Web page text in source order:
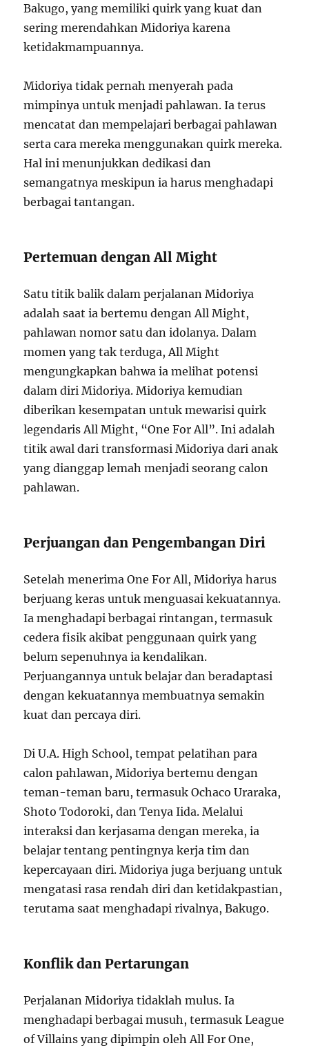
Bakugo, yang memiliki quirk yang kuat dan
sering merendahkan Midoriya karena
ketidakmampuannya.
Midoriya tidak pernah menyerah pada
mimpinya untuk menjadi pahlawan. Ia terus
mencatat dan mempelajari berbagai pahlawan
serta cara mereka menggunakan quirk mereka.
Hal ini menunjukkan dedikasi dan
semangatnya meskipun ia harus menghadapi
berbagai tantangan.
Pertemuan dengan All Might
Satu titik balik dalam perjalanan Midoriya
adalah saat ia bertemu dengan All Might,
pahlawan nomor satu dan idolanya. Dalam
momen yang tak terduga, All Might
mengungkapkan bahwa ia melihat potensi
dalam diri Midoriya. Midoriya kemudian
diberikan kesempatan untuk mewarisi quirk
legendaris All Might, “One For All”. Ini adalah
titik awal dari transformasi Midoriya dari anak
yang dianggap lemah menjadi seorang calon
pahlawan.
Perjuangan dan Pengembangan Diri
Setelah menerima One For All, Midoriya harus
berjuang keras untuk menguasai kekuatannya.
Ia menghadapi berbagai rintangan, termasuk
cedera fisik akibat penggunaan quirk yang
belum sepenuhnya ia kendalikan.
Perjuangannya untuk belajar dan beradaptasi
dengan kekuatannya membuatnya semakin
kuat dan percaya diri.
Di U.A. High School, tempat pelatihan para
calon pahlawan, Midoriya bertemu dengan
teman-teman baru, termasuk Ochaco Uraraka,
Shoto Todoroki, dan Tenya Iida. Melalui
interaksi dan kerjasama dengan mereka, ia
belajar tentang pentingnya kerja tim dan
kepercayaan diri. Midoriya juga berjuang untuk
mengatasi rasa rendah diri dan ketidakpastian,
terutama saat menghadapi rivalnya, Bakugo.
Konflik dan Pertarungan
Perjalanan Midoriya tidaklah mulus. Ia
menghadapi berbagai musuh, termasuk League
of Villains yang dipimpin oleh All For One,